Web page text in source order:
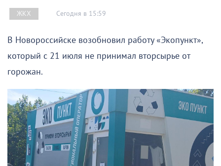
ЖКХ Сегодня в 15:59
В Новороссийске возобновил работу «Экопункт»,
который с 21 июля не принимал вторсырье от
горожан.